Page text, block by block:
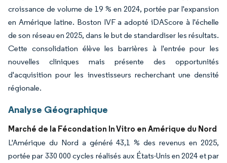
croissance de volume de 19 % en 2024, portée par l'expansion
en Amérique latine. Boston IVF a adopté iDAScore à l'échelle
de son réseau en 2025, dans le but de standardiser les résultats.
Cette consolidation élève les barrières à l'entrée pour les
nouvelles cliniques mais présente des opportunités
d'acquisition pour les investisseurs recherchant une densité
régionale.
Analyse Géographique
Marché de la Fécondation In Vitro en Amérique du Nord
L'Amérique du Nord a généré 43,1 % des revenus en 2025,
portée par 330 000 cycles réalisés aux États-Unis en 2024 et par